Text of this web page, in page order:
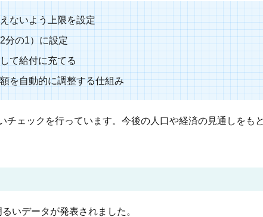
ないよう上限を設定
分の1）に設定
て給付に充てる
を自動的に調整する仕組み
チェックを行っています。今後の人口や経済の見通しをも
いデータが発表されました。